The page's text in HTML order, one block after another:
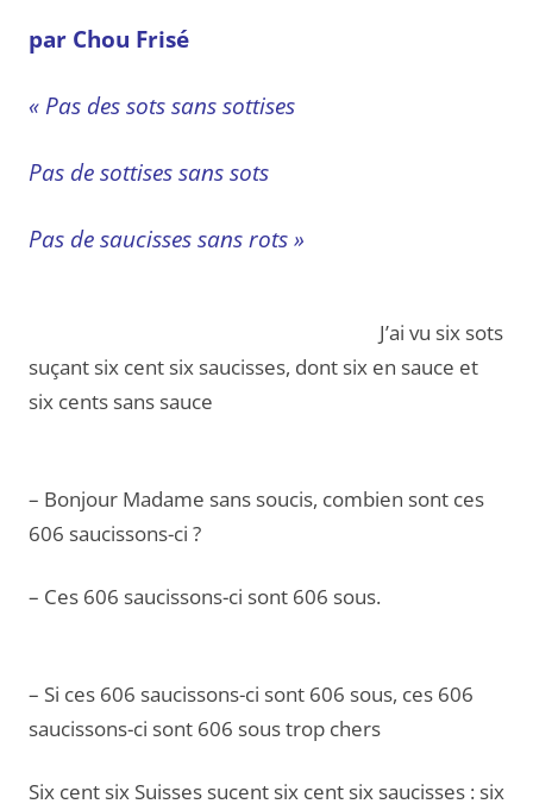
par Chou Frisé
« Pas des sots sans sottises
Pas de sottises sans sots
Pas de saucisses sans rots »
J’ai vu six sots
suçant six cent six saucisses, dont six en sauce et
six cents sans sauce
– Bonjour Madame sans soucis, combien sont ces
606 saucissons-ci ?
– Ces 606 saucissons-ci sont 606 sous.
– Si ces 606 saucissons-ci sont 606 sous, ces 606
saucissons-ci sont 606 sous trop chers
Six cent six Suisses sucent six cent six saucisses : six